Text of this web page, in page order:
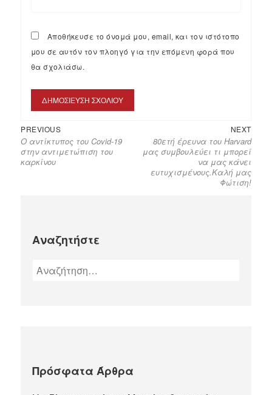
Αποθήκευσε το όνομά μου, email, και τον ιστότοπο
μου σε αυτόν τον πλοηγό για την επόμενη φορά που
θα σχολιάσω.
PREVIOUS
Ο αντίκτυπος του Covid-19
στην αντιμετώπιση του
καρκίνου
NEXT
80ετή έρευνα του Harvard
μας συμβουλεύει τι μπορεί
να μας κάνει
ευτυχισμένους.Καλή μας
Φώτιση!
Αναζητήστε
Πρόσφατα Άρθρα